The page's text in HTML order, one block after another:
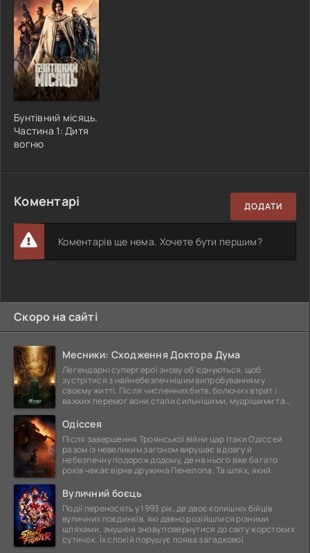
Бунтівний місяць.
Частина 1: Дитя
вогню
Коментарі ДОДАТИ
Коментарів ще нема. Хочете бути першим?
Скоро на сайті
Месники: Сходження Доктора Дума
Легендарні супергерої знову об'єднуються, щоб
зустрітися з найнебезпечнішим випробуванням у
своєму житті. Після численних битв, болючих втрат і
важких перемог вони стали сильнішими, мудрішими та
Одіссея
Після завершення Троянської війни цар Ітаки Одіссей
разом із невеликим загоном вирушає в довгу й
небезпечну подорож додому, де на нього вже багато
років чекає вірна дружина Пенелопа. Та шлях, який
Вуличний боєць
Події переносять у 1993 рік, де двоє колишніх бійців
вуличних поєдинків, які давно розійшлися різними
шляхами, змушені знову повернутися до світу жорстоких
сутичок. Їх спокій порушує поява загадкової